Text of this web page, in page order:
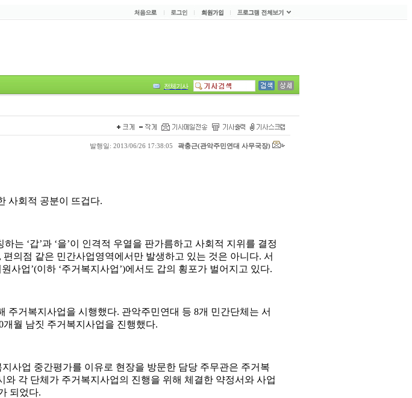
전체기사
발행일: 2013/06/26 17:38:05 곽충근(관악주민연대 사무국장)
사회적 공분이 뜨겁다.
는 ‘갑’과 ‘을’이 인격적 우열을 판가름하고 사회적 지위를 결정
의점 같은 민간사업영역에서만 발생하고 있는 것은 아니다. 서
사업’(이하 ‘주거복지사업’)에서도 갑의 횡포가 벌어지고 있다.
주거복지사업을 시행했다. 관악주민연대 등 8개 민간단체는 서
개월 남짓 주거복지사업을 진행했다.
지사업 중간평가를 이유로 현장을 방문한 담당 주무관은 주거복
각 단체가 주거복지사업의 진행을 위해 체결한 약정서와 사업
되었다.